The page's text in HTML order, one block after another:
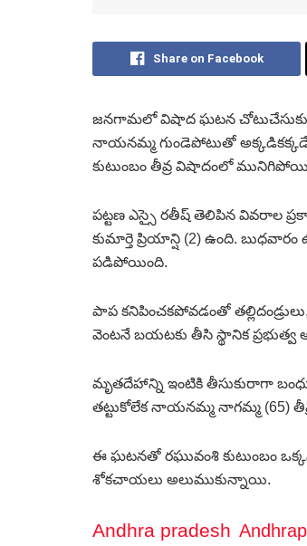
Share on Facebook
జనగామలో విషాద ఘటన
నాయనమ్మ గుండెపోటుతో
కుటుంబం తీవ్ర విషాదంలో
పట్టణ ఎస్సై రతీష్‌ తెలిపిన వివరాల
కుమార్తె ప్రియాన్షి (2) ఉంది.
పడిపోయింది.
పాప కనిపించకపోవడంతో
వెంటనే బయటకు తీసి స్థానిక ప్రభుత్వ
మృతదేహాన్ని ఇంటికి తీసుకురాగా
తట్టుకోలేక నాయనమ్మ నాగమ్మ (65)
ఈ ఘటనతో రఘువంశి కుటుంబం
శోకచాయలు అలుముకున్నాయి.
Andhra pradesh